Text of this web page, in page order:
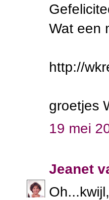
Wat een
http://
groetjes
19 mei
Jeanet